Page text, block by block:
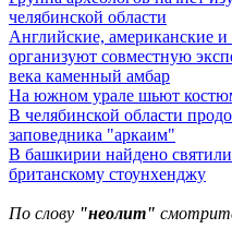
челябинской области
Английские, американские и
организуют совместную
века каменный амбар
На южном урале шьют
В челябинской области
заповедника "аркаим"
В башкирии найдено
британскому стоунхенджу
По слову "неолит"